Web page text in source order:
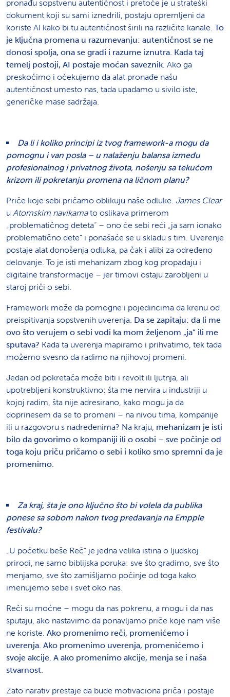
pronađu sopstvenu autentičnost i pretoče je u strateški
dokument koji su sami iznedrili, postaju opremljeni da
koriste AI kako bi tu autentičnost širili na različite kanale. To
je ključna promena u razumevanju: autentičnost se ne
donosi spolja, ona se gradi i razume iznutra. Kada taj
temelj postoji, AI postaje moćan saveznik. Ako ga
preskočimo i očekujemo da alat pronađe našu
autentičnost umesto nas, tada upadamo u sivilo iste,
generičke mase sadržaja.
Da li i koliko principi iz tvog framework-a mogu da
pomognu i van posla – u nalaženju balansa između
profesionalnog i privatnog života, nošenju sa tekućom
krizom ili pokretanju promena na ličnom planu?
Priče koje sebi pričamo oblikuju naše odluke. James Clear
u Atomskim navikamato oslikava primerom
„problematičnog deteta“ – ono će sebi reći „ja sam ionako
problematično dete“ i ponašaće se u skladu s tim. Uverenje
postaje alat donošenja odluka, pa čak i alibi za određeno
delovanje. To je isti mehanizam zbog kog propadaju i
digitalne transformacije – jer timovi ostaju zarobljeni u
staroj priči o sebi.
Framework može da pomogne i pojedincima da krenu od
preispitivanja sopstvenih uverenja. Da se zapitaju: da li me
ovo što verujem o sebi vodi ka mom željenom „ja“ ili me
sputava? Kada ta uverenja mapiramo i prihvatimo, tek tada
možemo svesno da radimo na njihovoj promeni.
Jedan od pokretača može biti i revolt ili ljutnja, ali
upotrebljeni konstruktivno: šta me nervira u industriji u
kojoj radim, šta nije adresirano, kako mogu ja da
doprinesem da se to promeni – na nivou tima, kompanije
ili u razgovoru s nadređenima? Na kraju, mehanizam je isti
bilo da govorimo o kompaniji ili o osobi – sve počinje od
toga koju priču pričamo o sebi i koliko smo spremni da je
promenimo.
Za kraj, šta je ono ključno što bi volela da publika
ponese sa sobom nakon tvog predavanja na Empple
festivalu?
„U početku beše Reč“ je jedna velika istina o ljudskoj
prirodi, ne samo biblijska poruka: sve što gradimo, sve što
menjamo, sve što zamišljamo počinje od toga kako
imenujemo sebe i svet oko nas.
Reči su moćne – mogu da nas pokrenu, a mogu i da nas
sputaju, ako nastavimo da ponavljamo priče koje nam više
ne koriste. Ako promenimo reči, promenićemo i
uverenja. Ako promenimo uverenja, promenićemo i
svoje akcije. A ako promenimo akcije, menja se i naša
stvarnost.
Zato narativ prestaje da bude motivaciona priča i postaje